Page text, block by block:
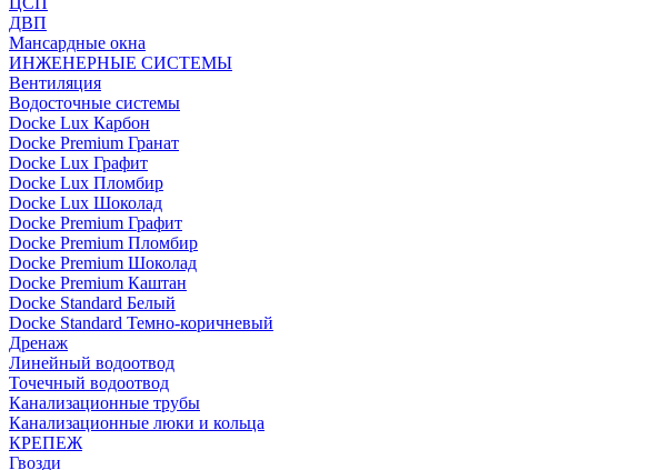
ДВП
Мансардные окна
ИНЖЕНЕРНЫЕ СИСТЕМЫ
Вентиляция
Водосточные системы
Docke Lux Карбон
Docke Premium Гранат
Docke Lux Графит
Docke Lux Пломбир
Docke Lux Шоколад
Docke Premium Графит
Docke Premium Пломбир
Docke Premium Шоколад
Docke Premium Каштан
Docke Standard Белый
Docke Standard Темно-коричневый
Дренаж
Линейный водоотвод
Точечный водоотвод
Канализационные трубы
Канализационные люки и кольца
КРЕПЕЖ
Гвозди